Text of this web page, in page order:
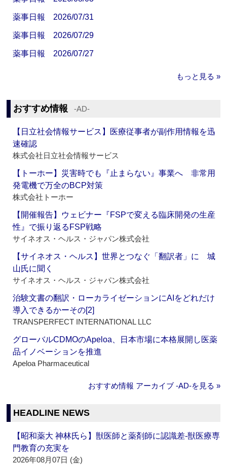
薬事日報 2026/07/31
薬事日報 2026/07/29
薬事日報 2026/07/27
もっと見る »
おすすめ情報 ‐AD‐
【日立社会情報サービス】医療従事者が副作用情報を迅
速確認
株式会社日立社会情報サービス
【トーホー】災害時でも『止まらない』事業へ 非常用
発電機で万全のBCP対策
株式会社トーホー
【開催報告】ウェビナー『FSPで変える臨床開発の生産
性』で振り返るFSP戦略
サイネオス・ヘルス・ジャパン株式会社
【サイネオス・ヘルス】世界とつなぐ「翻訳者」に 城
山氏に聞く
サイネオス・ヘルス・ジャパン株式会社
治験文書の翻訳・ローカライゼーションにAIをどれだけ
導入できるかーその[2]
TRANSPERFECT INTERNATIONAL LLC
グローバルCDMOのApeloa、日本市場に本格展開し医薬
品イノベーションを推進
Apeloa Pharmaceutical
おすすめ情報 アーカイブ ‐AD‐を見る »
HEADLINE NEWS
【昭和薬大 神林氏ら】獣医師と薬剤師に認識差‐獣医療専
門教育の充実を
2026年08月07日 (金)